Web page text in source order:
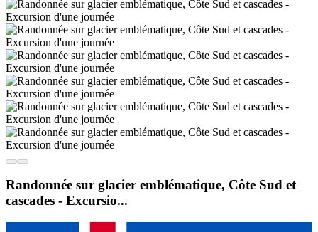
Randonnée sur glacier emblématique, Côte Sud et
cascades - Excursio...